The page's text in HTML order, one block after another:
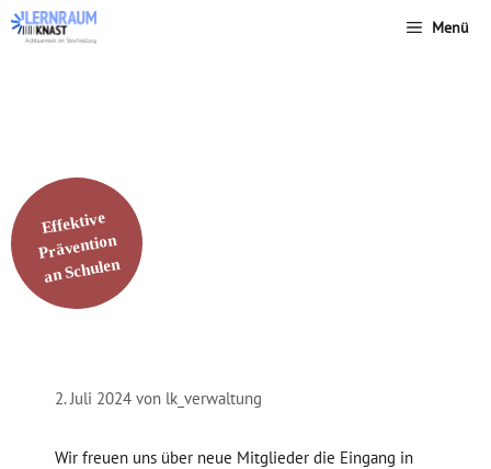
Zum
Inhalt
Menü
Effektive
Prävention
an Schulen
2. Juli 2024 von lk_verwaltung
Wir freuen uns über neue Mitglieder die Eingang in